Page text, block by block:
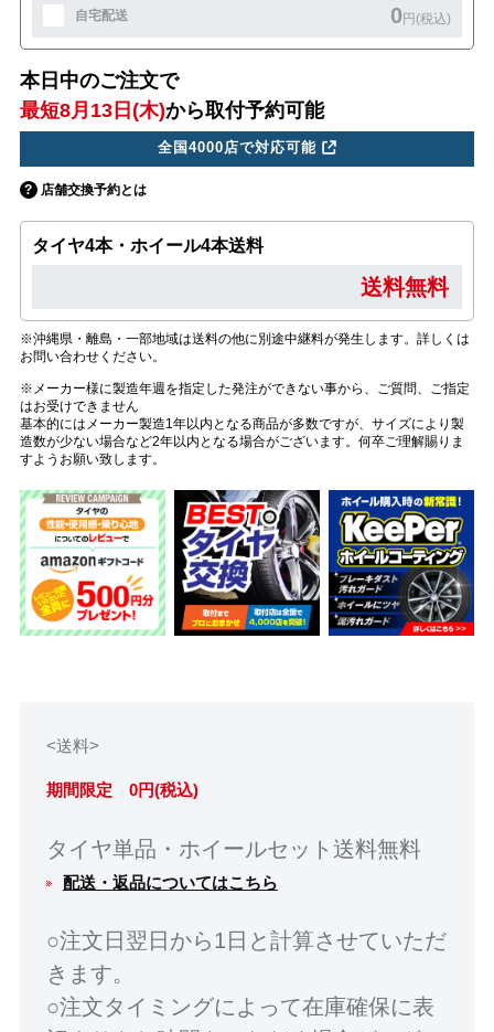
自宅配送 0円(税込)
本日中のご注文で
最短8月13日(木)から取付予約可能
全国4000店で対応可能
店舗交換予約とは
タイヤ4本・ホイール4本送料
送料無料
※沖縄県・離島・一部地域は送料の他に別途中継料が発生します。詳しくは
お問い合わせください。
※メーカー様に製造年週を指定した発注ができない事から、ご質問、ご指定
はお受けできません
基本的にはメーカー製造1年以内となる商品が多数ですが、サイズにより製
造数が少ない場合など2年以内となる場合がございます。何卒ご理解賜りま
すようお願い致します。
<送料>
期間限定 0円(税込)
タイヤ単品・ホイールセット送料無料
配送・返品についてはこちら
○注文日翌日から1日と計算させていただ
きます。
○注文タイミングによって在庫確保に表